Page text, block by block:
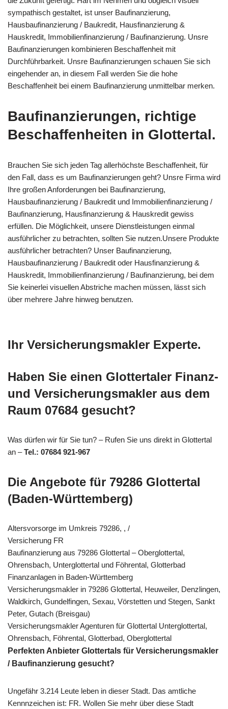
sympathisch gestaltet, ist unser Baufinanzierung,
Hausbaufinanzierung / Baukredit, Hausfinanzierung &
Hauskredit, Immobilienfinanzierung / Baufinanzierung. Unsre
Baufinanzierungen kombinieren Beschaffenheit mit
Durchführbarkeit. Unsre Baufinanzierungen schauen Sie sich
eingehender an, in diesem Fall werden Sie die hohe
Beschaffenheit bei einem Baufinanzierung unmittelbar merken.
Baufinanzierungen, richtige
Beschaffenheiten in Glottertal.
Brauchen Sie sich jeden Tag allerhöchste Beschaffenheit, für
den Fall, dass es um Baufinanzierungen geht? Unsre Firma wird
Ihre großen Anforderungen bei Baufinanzierung,
Hausbaufinanzierung / Baukredit und Immobilienfinanzierung /
Baufinanzierung, Hausfinanzierung & Hauskredit gewiss
erfüllen. Die Möglichkeit, unsere Dienstleistungen einmal
ausführlicher zu betrachten, sollten Sie nutzen.Unsere Produkte
ausführlicher betrachten? Unser Baufinanzierung,
Hausbaufinanzierung / Baukredit oder Hausfinanzierung &
Hauskredit, Immobilienfinanzierung / Baufinanzierung, bei dem
Sie keinerlei visuellen Abstriche machen müssen, lässt sich
über mehrere Jahre hinweg benutzen.
Ihr Versicherungsmakler Experte.
Haben Sie einen Glottertaler Finanz-
und Versicherungsmakler aus dem
Raum 07684 gesucht?
Was dürfen wir für Sie tun? – Rufen Sie uns direkt in Glottertal
an –Tel.: 07684 921-967
Die Angebote für 79286 Glottertal
(Baden-Württemberg)
Altersvorsorge im Umkreis 79286, , /
Versicherung FR
Baufinanzierung aus 79286 Glottertal – Oberglottertal,
Ohrensbach, Unterglottertal und Föhrental, Glotterbad
Finanzanlagen in Baden-Württemberg
Versicherungsmakler in 79286 Glottertal, Heuweiler, Denzlingen,
Waldkirch, Gundelfingen, Sexau, Vörstetten und Stegen, Sankt
Peter, Gutach (Breisgau)
Versicherungsmakler Agenturen für Glottertal Unterglottertal,
Ohrensbach, Föhrental, Glotterbad, Oberglottertal
Perfekten Anbieter Glottertals für Versicherungsmakler
/ Baufinanzierung gesucht?
Ungefähr 3.214 Leute leben in dieser Stadt. Das amtliche
Kennnzeichen ist: FR. Wollen Sie mehr über diese Stadt